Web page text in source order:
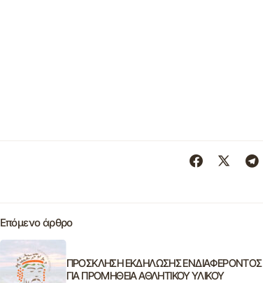
Επόμενο άρθρο
ΠΡΟΣΚΛΗΣΗ ΕΚΔΗΛΩΣΗΣ ΕΝΔΙΑΦΕΡΟΝΤΟΣ
ΓΙΑ ΠΡΟΜΗΘΕΙΑ ΑΘΛΗΤΙΚΟΥ ΥΛΙΚΟΥ